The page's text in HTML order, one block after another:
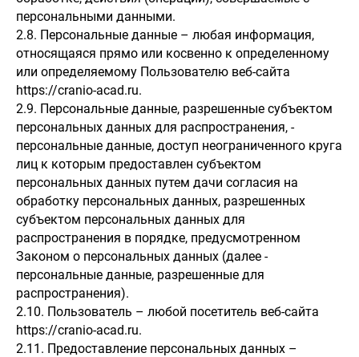
персональными данными.
2.8. Персональные данные – любая информация,
относящаяся прямо или косвенно к определенному
или определяемому Пользователю веб-сайта
https://cranio-acad.ru.
2.9. Персональные данные, разрешенные субъектом
персональных данных для распространения, -
персональные данные, доступ неограниченного круга
лиц к которым предоставлен субъектом
персональных данных путем дачи согласия на
обработку персональных данных, разрешенных
субъектом персональных данных для
распространения в порядке, предусмотренном
Законом о персональных данных (далее -
персональные данные, разрешенные для
распространения).
2.10. Пользователь – любой посетитель веб-сайта
https://cranio-acad.ru.
2.11. Предоставление персональных данных –